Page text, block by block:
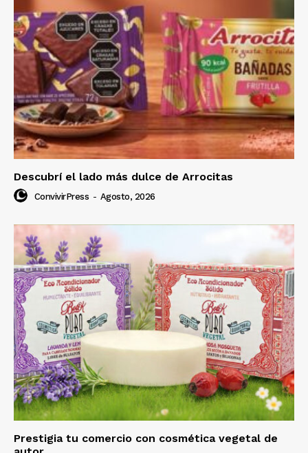
Descubrí el lado más dulce de Arrocitas
ConvivirPress - Agosto, 2026
Prestigia tu comercio con cosmética vegetal de